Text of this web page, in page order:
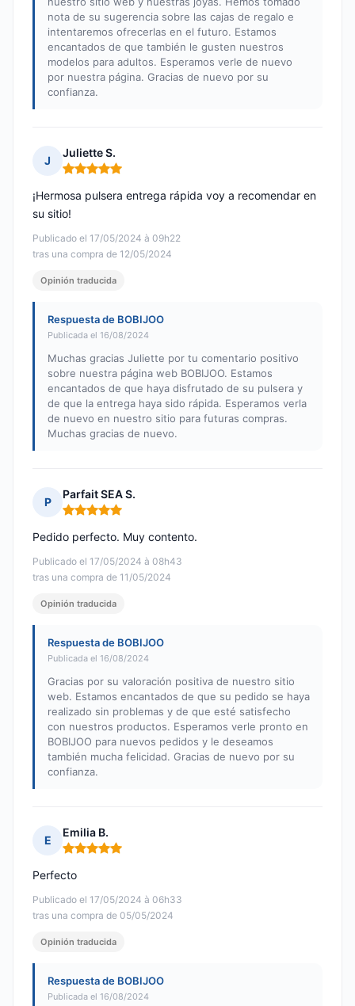
nota de su sugerencia sobre las cajas de regalo e
intentaremos ofrecerlas en el futuro. Estamos
encantados de que también le gusten nuestros
modelos para adultos. Esperamos verle de nuevo
por nuestra página. Gracias de nuevo por su
confianza.
J
Juliette S.
Nota: 5 de 5
Publicado el 17/05/2024 à 09h22
tras una compra de 12/05/2024
¡Hermosa pulsera entrega rápida voy a recomendar en
su sitio!
Opinión traducida
Respuesta de BOBIJOO
Publicada el 16/08/2024
Muchas gracias Juliette por tu comentario positivo
sobre nuestra página web BOBIJOO. Estamos
encantados de que haya disfrutado de su pulsera y
de que la entrega haya sido rápida. Esperamos verla
de nuevo en nuestro sitio para futuras compras.
Muchas gracias de nuevo.
P
Parfait SEA S.
Nota: 5 de 5
Publicado el 17/05/2024 à 08h43
tras una compra de 11/05/2024
Pedido perfecto. Muy contento.
Opinión traducida
Respuesta de BOBIJOO
Publicada el 16/08/2024
Gracias por su valoración positiva de nuestro sitio
web. Estamos encantados de que su pedido se haya
realizado sin problemas y de que esté satisfecho
con nuestros productos. Esperamos verle pronto en
BOBIJOO para nuevos pedidos y le deseamos
también mucha felicidad. Gracias de nuevo por su
confianza.
E
Emilia B.
Nota: 5 de 5
Publicado el 17/05/2024 à 06h33
tras una compra de 05/05/2024
Perfecto
Opinión traducida
Respuesta de BOBIJOO
Publicada el 16/08/2024